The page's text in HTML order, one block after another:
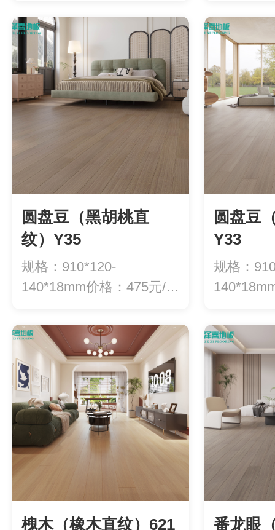
圆盘豆（黑胡桃直
纹）Y35
规格：910*120-
140*18mm价格：475元/平
圆盘豆
Y33
规格：
槐木（橡木直纹）621 番龙眼